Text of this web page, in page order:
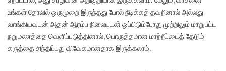
உங்கள் தோலில் ஒருமுறை இருந்தது போல் நீடிக்கத் தவறினால் அல்லது
வாங்கியவுடன் அதன் ஆரம்ப நிலையுடன் ஒப்பிடும்போது முற்றிலும் மாறுபட்ட
நறுமணத்தை வெளிப்படுத்தினால், பொருத்தமான மாற்றீட்டைத் தேடும்
கருத்தை சிந்திப்பது விவேகமானதாக இருக்கலாம்.